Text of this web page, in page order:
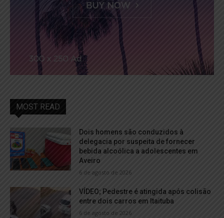
MOST READ
Dois homens são conduzidos à
delegacia por suspeita de fornecer
bebida alcoólica a adolescentes em
Aveiro
6 de agosto de 2026
VÍDEO; Pedestre é atingida após colisão
entre dois carros em Itaituba
6 de agosto de 2026